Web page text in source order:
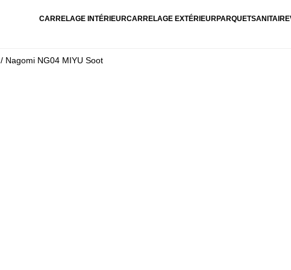
CARRELAGE INTÉRIEURCARRELAGE EXTÉRIEURPARQUETSANITAIRE
/ Nagomi NG04 MIYU Soot